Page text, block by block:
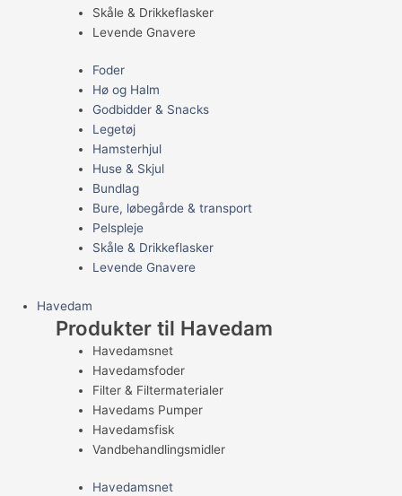
Skåle & Drikkeflasker
Levende Gnavere
Foder
Hø og Halm
Godbidder & Snacks
Legetøj
Hamsterhjul
Huse & Skjul
Bundlag
Bure, løbegårde & transport
Pelspleje
Skåle & Drikkeflasker
Levende Gnavere
Havedam
Produkter til Havedam
Havedamsnet
Havedamsfoder
Filter & Filtermaterialer
Havedams Pumper
Havedamsfisk
Vandbehandlingsmidler
Havedamsnet